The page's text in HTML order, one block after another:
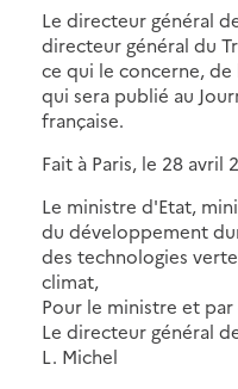
Le directeur général
directeur général du
ce qui le concerne,
qui sera publié au
française.
Fait à Paris, le 28 avril
Le ministre d'Etat,
du développement
des technologies
climat,
Pour le ministre et
Le directeur général
L. Michel